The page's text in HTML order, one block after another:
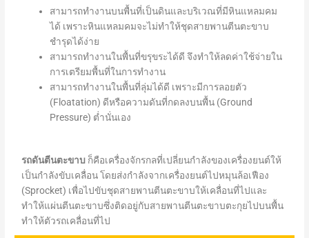
สามารถทำงานบนพื้นที่เป็นดินและบริเวณที่มีหินแหลมคม
ได้ เพราะหินแหลมคมจะไม่ทำให้ชุดสายพานตีนตะขาบ
ชำรุดได้ง่าย
สามารถทำงานในพื้นที่ขรุขระได้ดี จึงทำให้ลดค่าใช้จ่ายใน
การเตรียมพื้นที่ในการทำงาน
สามารถทำงานในพื้นที่ลุ่มได้ดี เพราะมีการลอยตัว
(Floatation) ดีหรือความดันที่กดลงบนพื้น (Ground
Pressure) ต่ำนั่นเอง
รถดันตีนตะขาบ ก็คือเครื่องจักรกลที่เปลี่ยนกำลังของเครื่องยนต์ให้
เป็นกำลังขับเคลื่อน โดยส่งกำลังจากเครื่องยนต์ไปหมุนล้อเฟือง
(Sprocket) เพื่อไปขับชุดสายพานตีนตะขาบให้เคลื่อนที่ไปและ
ทำให้แผ่นตีนตะขาบซึ่งติดอยู่กับสายพานตีนตะขาบตะกุยไปบนพื้น
ทำให้ตัวรถเคลื่อนที่ไป